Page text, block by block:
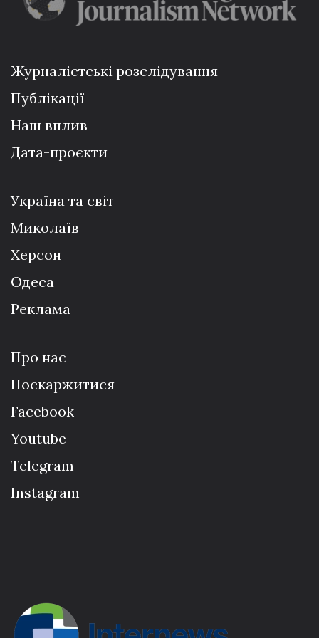
Журналістські розслідування
Публікації
Наш вплив
Дата-проєкти
Україна та світ
Миколаїв
Херсон
Одеса
Реклама
Про нас
Поскаржитися
Facebook
Youtube
Telegram
Instagram